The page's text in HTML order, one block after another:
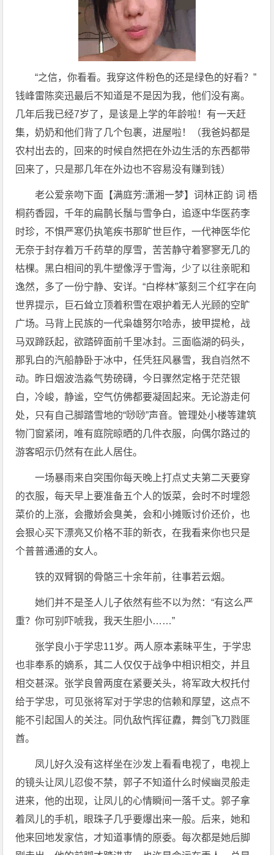
“之信，你看看。我穿这件粉色的还是绿色的好看？”
钱峰雷陈奕迅最后不知道是不是因为我，他们没有离。
几年后我已经7岁了，是该是上学的年龄啦！有一天赶
集，奶奶和他们背了几个包裹，进屋啦！（我爸妈都是
农村出去的，回来的时候自然把在外边生活的东西都带
回来了，只是那几年在外边也不容易没有赚到钱）
老公爱亲吻下面【满庭芳:潇湘一梦】词林正韵 词 梧
桐药香园，千年的扁鹊长鬚与雪争白，追逐中华医药李
时珍，不惧严寒仍执笔疾书那旷世巨作，一代神医华佗
无奈于封存着万千药草的厚雪，苦苦静守着寥寥无几的
枯棵。黑白相间的乳牛塑像浮于雪海，少了以往亲昵和
逸然，多了一份宁静、安详。“白桦林”篆刻三个红字在向
世界提示，巨石耸立顶着积雪在艰护着无人光顾的空旷
广场。马背上民族的一代枭雄努尔哈赤，披甲提枪，战
马双蹄跃起，欲踏碎面前千里冰封。三面临湖的码头，
那乳白的汽船静卧于冰中，任凭狂风暴雪，我自岿然不
动。昨日烟波浩淼气势磅礴，今日骤然定格于茫茫银
白，冷峻，静谧，空气仿佛都要凝固起来。无论游走何
处，只有自己脚踏雪地的“唦唦”声音。管理处小楼等建筑
物门窗紧闭，唯有庭院晾晒的几件衣服，向偶尔路过的
游客昭示仍然有在此人居住。
一场暴雨来自突围你每天晚上打点丈夫第二天要穿
的衣服，每天早上要准备五个人的饭菜，会时不时埋怨
菜价的上涨，会撒娇会臭美，会和小摊贩讨价还价，也
会狠心买下漂亮又价格不菲的新衣，在我看来你也只是
个普普通通的女人。
铁的双臂钢的骨骼三十余年前，往事若云烟。
她们并不是圣人儿子依然有些不以为然：“有这么严
重？你可别吓唬我，我天生胆小……”
张学良小于学忠11岁。两人原本素昧平生，于学忠
也非奉系的嫡系，其二人仅仅于战争中相识相交，并且
相交甚深。张学良曾两度在紧要关头，将军政大权托付
给于学忠，可见张将军对于学忠的信赖和厚望，这点不
能不引起国人的关注。同仇敌忾挥征纛，舞剑飞刀戮匪
酋。
凤儿好久没有这样坐在沙发上看看电视了，电视上
的镜头让凤儿忍俊不禁，郭子不知道什么时候幽灵般走
进来，他的出现，让凤儿的心情瞬间一落千丈。郭子拿
着凤儿的手机，眼珠子几乎要爆出来一般。后来，她和
他来回地发家信，才知道事情的原委。每次都是她后脚